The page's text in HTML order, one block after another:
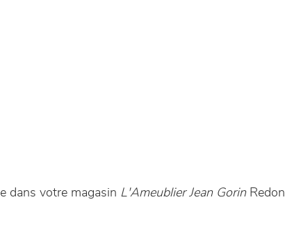
dans votre magasin L'Ameublier Jean GorinRedon